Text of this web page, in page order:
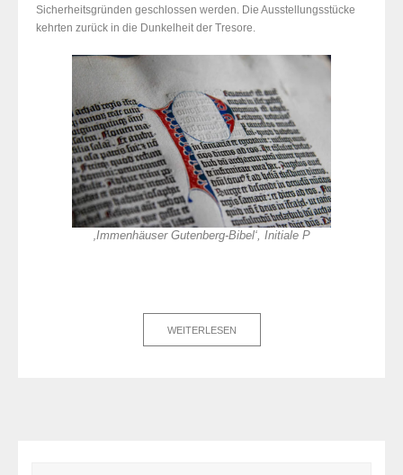
Sicherheitsgründen geschlossen werden. Die Ausstellungsstücke
kehrten zurück in die Dunkelheit der Tresore.
‚Immenhäuser Gutenberg-Bibel‘, Initiale P
WEITERLESEN